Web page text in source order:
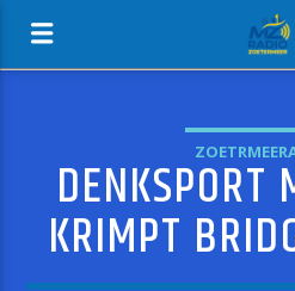
MZ-
DENKSPORT
KRIMPT